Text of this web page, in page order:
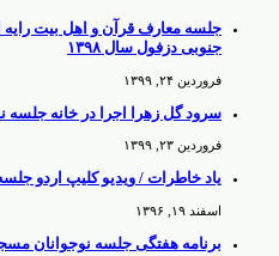
جلسه معارف قرآن و اهل بیت
جنوبی دزفول سال ۱۳۹۸
فروردین ۲۴, ۱۳۹۹
سرود گل زهرا اجرا در خانه جلسه
فروردین ۲۳, ۱۳۹۹
یاد خاطرات / ویدیو کلیپ اردو
اسفند ۱۹, ۱۳۹۶
برنامه هفتگی جلسه نوجوانان